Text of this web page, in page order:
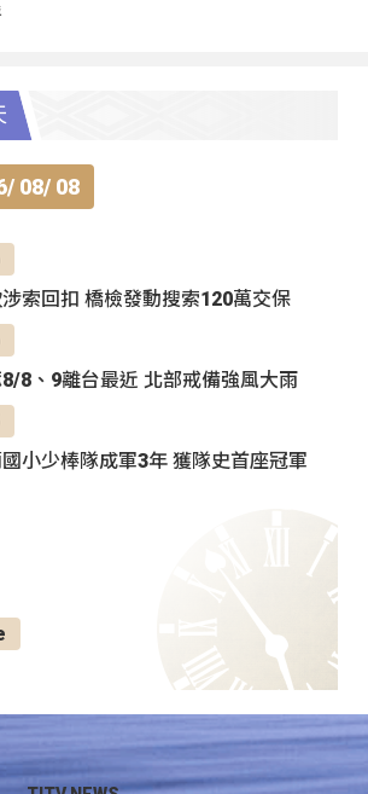
08/ 08
索回扣 橋檢發動搜索120萬交保
8、9離台最近 北部戒備強風大雨
小少棒隊成軍3年 獲隊史首座冠軍